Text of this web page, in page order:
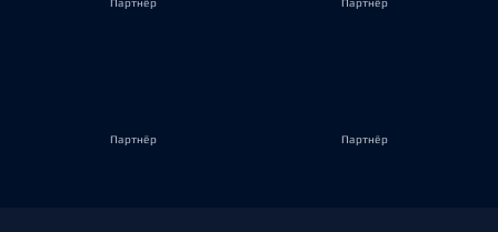
Партнёр Партнёр
Партнёр Партнёр